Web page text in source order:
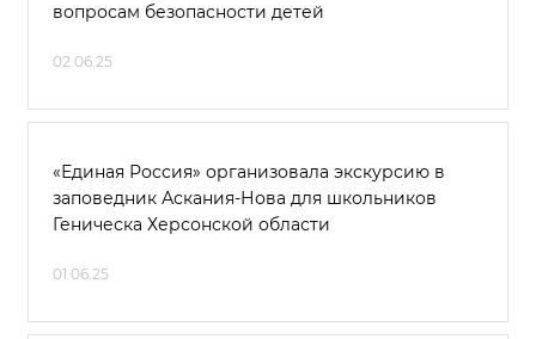
вопросам безопасности детей
02.06.25
«Единая Россия» организовала экскурсию в
заповедник Аскания-Нова для школьников
Геническа Херсонской области
01.06.25